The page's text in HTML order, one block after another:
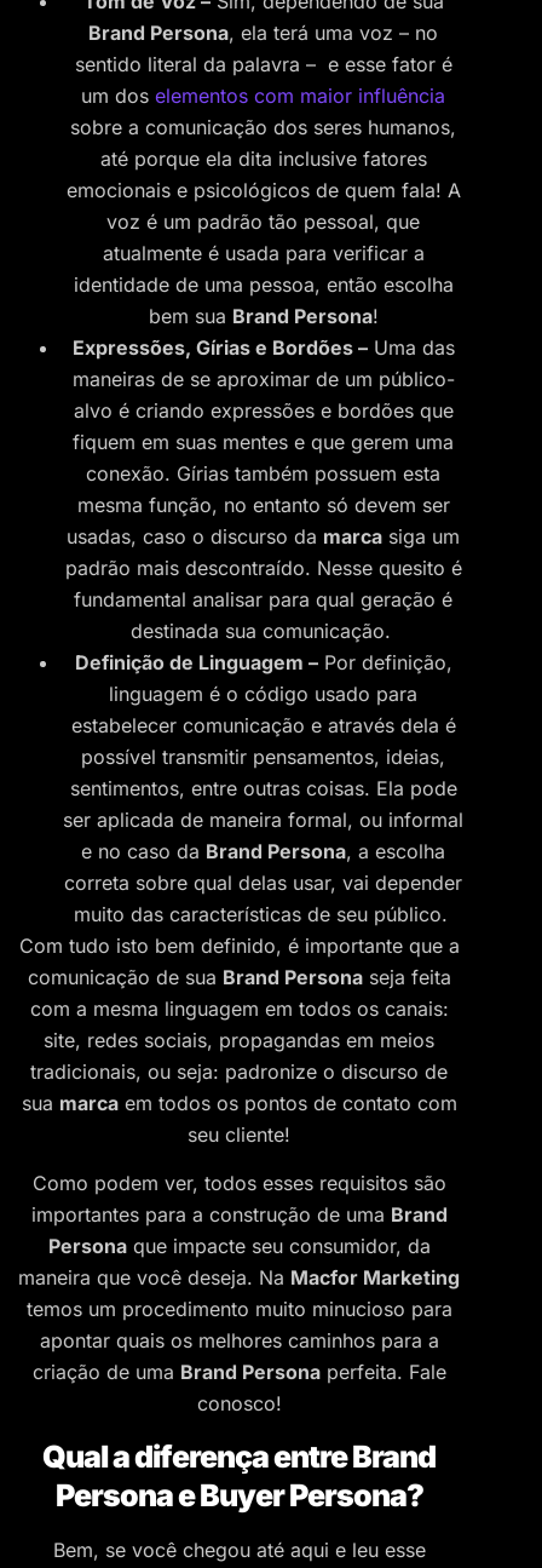
Brand Persona, ela terá uma voz – no
sentido literal da palavra – e esse fator é
um dos elementos com maior influência
sobre a comunicação dos seres humanos,
até porque ela dita inclusive fatores
emocionais e psicológicos de quem fala! A
voz é um padrão tão pessoal, que
atualmente é usada para verificar a
identidade de uma pessoa, então escolha
bem sua Brand Persona!
Expressões, Gírias e Bordões –Uma das
maneiras de se aproximar de um público-
alvo é criando expressões e bordões que
fiquem em suas mentes e que gerem uma
conexão. Gírias também possuem esta
mesma função, no entanto só devem ser
usadas, caso o discurso da marca siga um
padrão mais descontraído. Nesse quesito é
fundamental analisar para qual geração é
destinada sua comunicação.
Definição de Linguagem –Por definição,
linguagem é o código usado para
estabelecer comunicação e através dela é
possível transmitir pensamentos, ideias,
sentimentos, entre outras coisas. Ela pode
ser aplicada de maneira formal, ou informal
e no caso da Brand Persona, a escolha
correta sobre qual delas usar, vai depender
muito das características de seu público.
Com tudo isto bem definido, é importante que a
comunicação de sua Brand Personaseja feita
com a mesma linguagem em todos os canais:
site, redes sociais, propagandas em meios
tradicionais, ou seja: padronize o discurso de
sua marcaem todos os pontos de contato com
seu cliente!
Como podem ver, todos esses requisitos são
importantes para a construção de uma Brand
Personaque impacte seu consumidor, da
maneira que você deseja. Na Macfor Marketing
temos um procedimento muito minucioso para
apontar quais os melhores caminhos para a
criação de uma Brand Personaperfeita. Fale
conosco!
Qual a diferença entre Brand
Persona e Buyer Persona?
Bem, se você chegou até aqui e leu esse